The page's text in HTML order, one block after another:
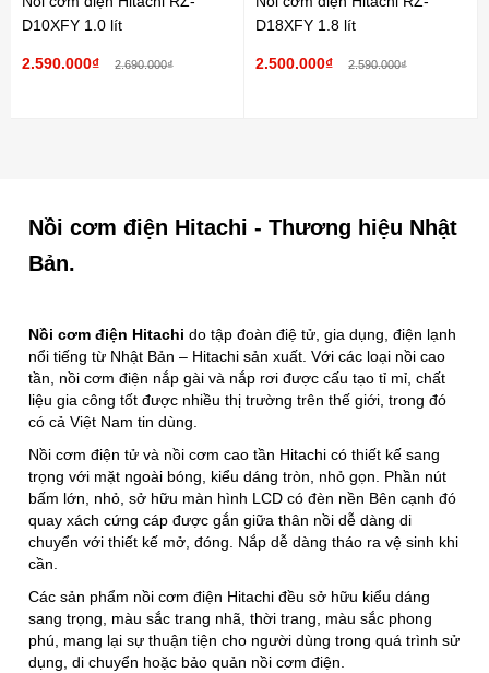
D10XFY 1.0 lít
2.590.000₫ 2.690.000₫
D18XFY 1.8 lít
2.500.000₫ 2.590.000₫
Nồi cơm điện Hitachi - Thương hiệu Nhật
Bản.
Nồi cơm điện Hitachi do tập đoàn điệ tử, gia dụng, điện lạnh
nổi tiếng từ Nhật Bản – Hitachi sản xuất. Với các loại nồi cao
tần, nồi cơm điện nắp gài và nắp rơi được cấu tạo tỉ mỉ, chất
liệu gia công tốt được nhiều thị trường trên thế giới, trong đó
có cả Việt Nam tin dùng.
Nồi cơm điện tử và nồi cơm cao tần Hitachi có thiết kế sang
trọng với mặt ngoài bóng, kiểu dáng tròn, nhỏ gọn. Phần nút
bấm lớn, nhỏ, sở hữu màn hình LCD có đèn nền Bên cạnh đó
quay xách cứng cáp được gắn giữa thân nồi dễ dàng di
chuyển với thiết kế mở, đóng. Nắp dễ dàng tháo ra vệ sinh khi
cần.
Các sản phẩm nồi cơm điện Hitachi đều sở hữu kiểu dáng
sang trọng, màu sắc trang nhã, thời trang, màu sắc phong
phú, mang lại sự thuận tiện cho người dùng trong quá trình sử
dụng, di chuyển hoặc bảo quản nồi cơm điện.